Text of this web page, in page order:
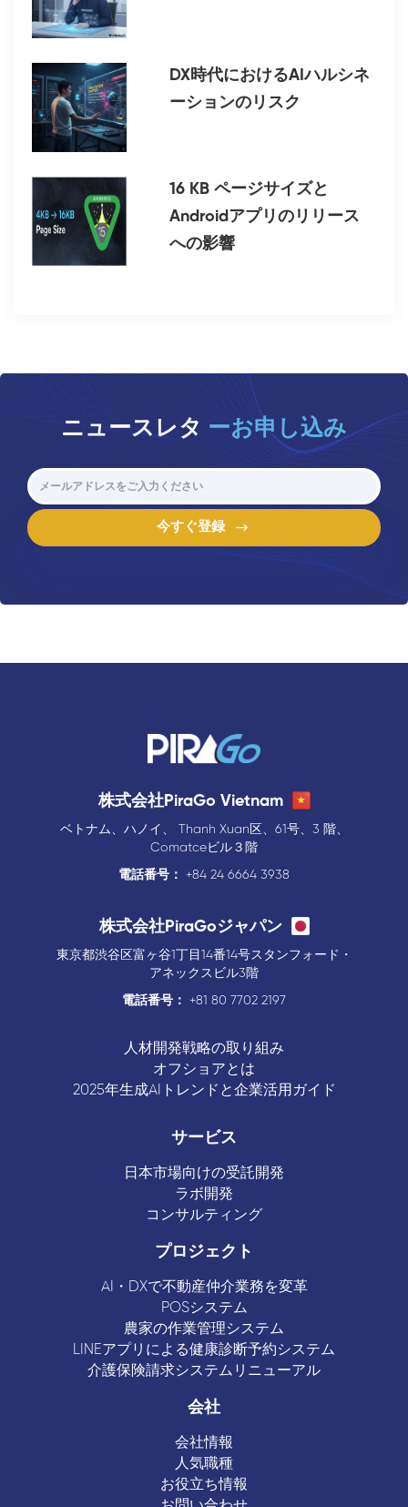
DX時代におけるAIハルシネ
ーションのリスク
16 KB ページサイズと
Androidアプリのリリース
への影響
ニュースレタ ーお申し込み
株式会社PiraGo Vietnam
ベトナム、ハノイ、 Thanh Xuan区、61号、3 階、
Comatceビル３階
電話番号：
+84 24 6664 3938
株式会社PiraGoジャパン
東京都渋谷区富ヶ谷1丁目14番14号スタンフォード・
アネックスビル3階
電話番号：
+81 80 7702 2197
人材開発戦略の取り組み
オフショアとは
2025年生成AIトレンドと企業活用ガイド
サービス
日本市場向けの受託開発
ラボ開発
コンサルティング
プロジェクト
AI・DXで不動産仲介業務を変革
POSシステム
農家の作業管理システム
LINEアプリによる健康診断予約システム
介護保険請求システムリニューアル
会社
会社情報
人気職種
お役立ち情報